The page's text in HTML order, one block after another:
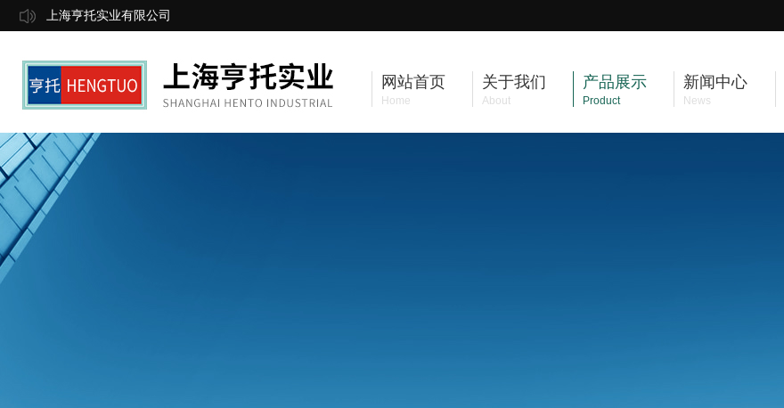
上海亨托实业有限公司
网站首页
Home
关于我们
About
产品展示
Product
新闻中心
News